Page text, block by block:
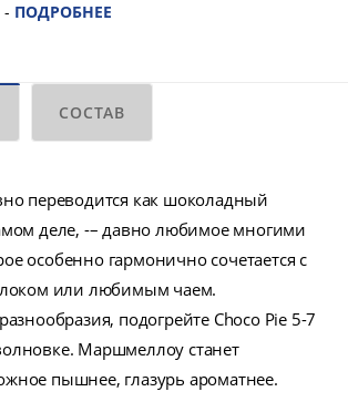
- ПОДРОБНЕЕ
СОСТАВ
переводится как шоколадный
деле, -– давно любимое многими
особенно гармонично сочетается с
или любимым чаем.
подогрейте Choco Pie 5-7
Маршмеллоу станет
пышнее, глазурь ароматнее.